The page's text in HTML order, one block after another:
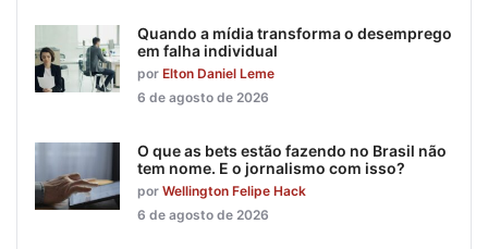
Quando a mídia transforma o desemprego
em falha individual
por Elton Daniel Leme
6 de agosto de 2026
O que as bets estão fazendo no Brasil não
tem nome. E o jornalismo com isso?
por Wellington Felipe Hack
6 de agosto de 2026